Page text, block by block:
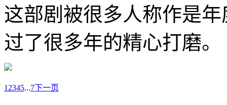
这部剧被很多人称作是
过了很多年的精心打磨。
1 2345...7下一页